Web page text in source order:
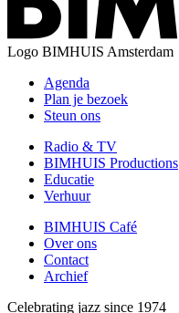
Logo BIMHUIS Amsterdam
Agenda
Plan je bezoek
Steun ons
Radio & TV
BIMHUIS Productions
Educatie
Verhuur
BIMHUIS Café
Over ons
Contact
Archief
Celebrating jazz since 1974